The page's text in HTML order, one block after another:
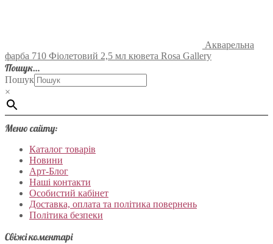
Акварельна
фарба 710 Фіолетовий 2,5 мл кювета Rosa Gallery
Пошук…
Пошук
×
Меню сайту:
Каталог товарів
Новини
Арт-Блог
Наші контакти
Особистий кабінет
Доставка, оплата та політика повернень
Політика безпеки
Свіжі коментарі